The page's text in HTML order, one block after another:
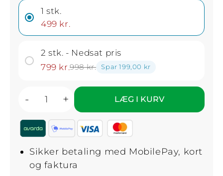
1 stk.
499 kr.
2 stk. - Nedsat pris
799 kr.998 kr. Spar 199,00 kr
- + LÆG I KURV
Sikker betaling med MobilePay, kort
og faktura